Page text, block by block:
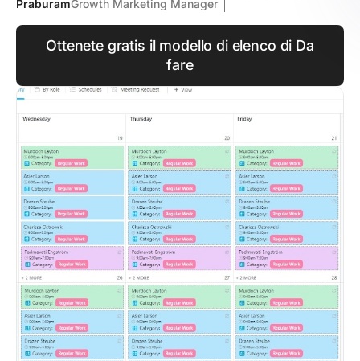
PraburamGrowth Marketing Manager
Ottenete gratis il modello di elenco di Da
fare